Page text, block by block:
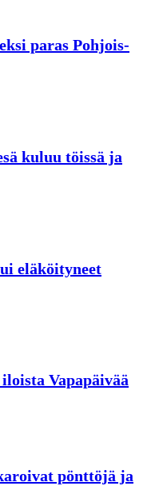
paras Pohjois-
kuluu töissä ja
eläköityneet
Vapapäivää
pönttöjä ja